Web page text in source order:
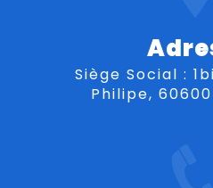
Siège Social : 1bis rue Gérard
Philipe, 60600